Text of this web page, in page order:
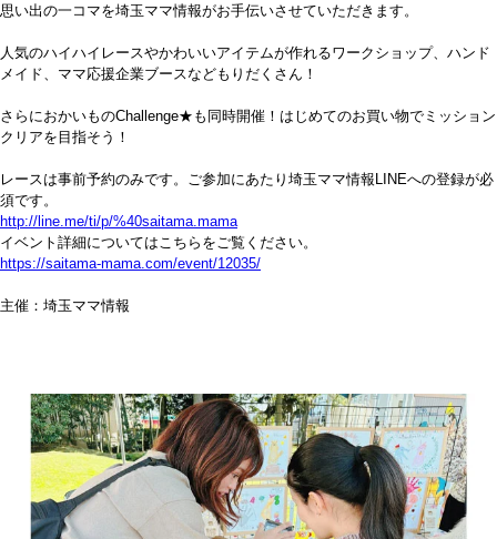
思い出の一コマを埼玉ママ情報がお手伝いさせていただきます。
人気のハイハイレースやかわいいアイテムが作れるワークショップ、ハンド
メイド、ママ応援企業ブースなどもりだくさん！
さらにおかいものChallenge★も同時開催！はじめてのお買い物でミッション
クリアを目指そう！
レースは事前予約のみです。ご参加にあたり埼玉ママ情報LINEへの登録が必
須です。
http://line.me/ti/p/%40saitama.mama
イベント詳細についてはこちらをご覧ください。
https://saitama-mama.com/event/12035/
主催：埼玉ママ情報